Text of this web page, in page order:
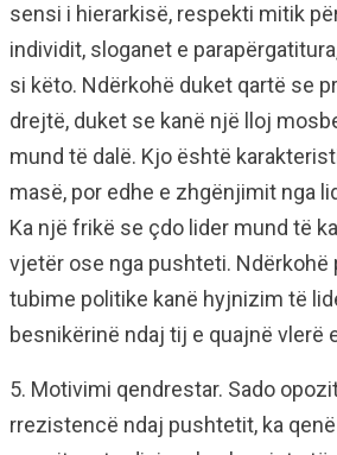
sensi i hierarkisë, respekti mitik
individit, sloganet e
si këto. Ndërkohë duket qartë se
drejtë, duket se kanë një lloj
mund të dalë. Kjo është
masë, por edhe e zhgënjimit nga
Ka një frikë se çdo lider mund të
vjetër ose nga pushteti.
tubime politike kanë hyjnizim të
besnikërinë ndaj tij e quajnë vlerë
5. Motivimi qendrestar. Sado
rrezistencë ndaj pushtetit, ka